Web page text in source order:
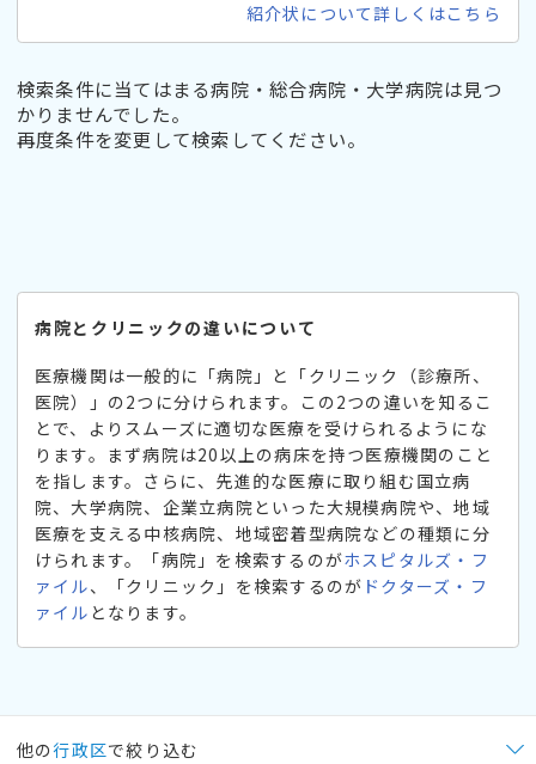
紹介状について詳しくはこちら
検索条件に当てはまる病院・総合病院・大学病院は見つ
かりませんでした。
再度条件を変更して検索してください。
病院とクリニックの違いについて
医療機関は一般的に「病院」と「クリニック（診療所、
医院）」の2つに分けられます。この2つの違いを知るこ
とで、よりスムーズに適切な医療を受けられるようにな
ります。まず病院は20以上の病床を持つ医療機関のこと
を指します。さらに、先進的な医療に取り組む国立病
院、大学病院、企業立病院といった大規模病院や、地域
医療を支える中核病院、地域密着型病院などの種類に分
けられます。「病院」を検索するのがホスピタルズ・フ
ァイル、「クリニック」を検索するのが ドクターズ・フ
ァイル となります。
他の行政区で絞り込む